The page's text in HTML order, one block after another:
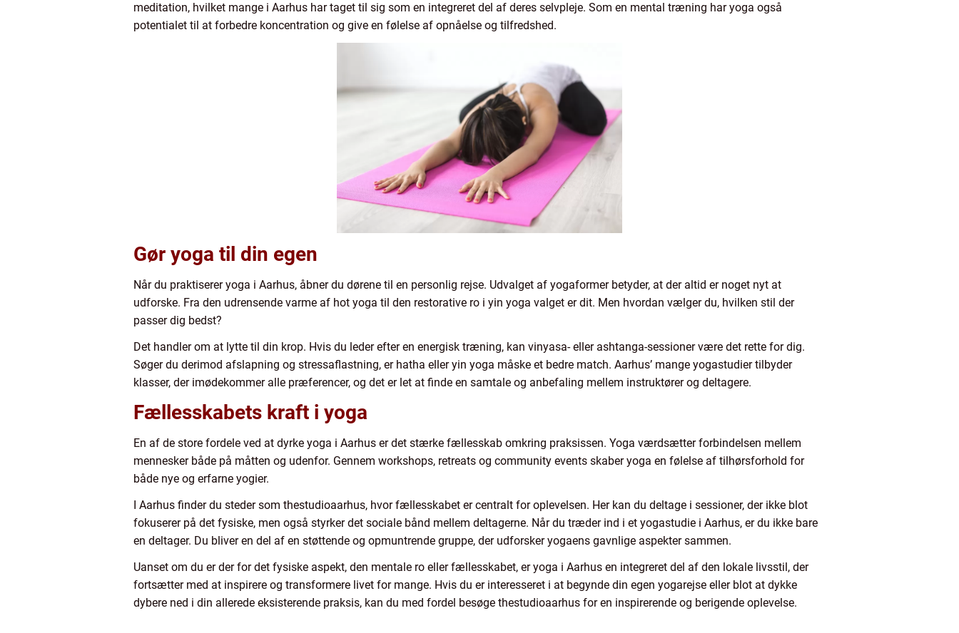
meditation, hvilket mange i Aarhus har taget til sig som en integreret del af deres selvpleje. Som en mental træning har yoga også
potentialet til at forbedre koncentration og give en følelse af opnåelse og tilfredshed.
Gør yoga til din egen
Når du praktiserer yoga i Aarhus, åbner du dørene til en personlig rejse. Udvalget af yogaformer betyder, at der altid er noget nyt at
udforske. Fra den udrensende varme af hot yoga til den restorative ro i yin yoga valget er dit. Men hvordan vælger du, hvilken stil der
passer dig bedst?
Det handler om at lytte til din krop. Hvis du leder efter en energisk træning, kan vinyasa- eller ashtanga-sessioner være det rette for dig.
Søger du derimod afslapning og stressaflastning, er hatha eller yin yoga måske et bedre match. Aarhus’ mange yogastudier tilbyder
klasser, der imødekommer alle præferencer, og det er let at finde en samtale og anbefaling mellem instruktører og deltagere.
Fællesskabets kraft i yoga
En af de store fordele ved at dyrke yoga i Aarhus er det stærke fællesskab omkring praksissen. Yoga værdsætter forbindelsen mellem
mennesker både på måtten og udenfor. Gennem workshops, retreats og community events skaber yoga en følelse af tilhørsforhold for
både nye og erfarne yogier.
I Aarhus finder du steder som thestudioaarhus, hvor fællesskabet er centralt for oplevelsen. Her kan du deltage i sessioner, der ikke blot
fokuserer på det fysiske, men også styrker det sociale bånd mellem deltagerne. Når du træder ind i et yogastudie i Aarhus, er du ikke bare
en deltager. Du bliver en del af en støttende og opmuntrende gruppe, der udforsker yogaens gavnlige aspekter sammen.
Uanset om du er der for det fysiske aspekt, den mentale ro eller fællesskabet, er yoga i Aarhus en integreret del af den lokale livsstil, der
fortsætter med at inspirere og transformere livet for mange. Hvis du er interesseret i at begynde din egen yogarejse eller blot at dykke
dybere ned i din allerede eksisterende praksis, kan du med fordel besøge thestudioaarhus for en inspirerende og berigende oplevelse.